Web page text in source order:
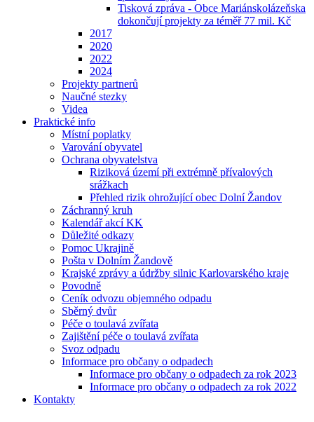
Tisková zpráva - Obce Mariánskolázeňska
dokončují projekty za téměř 77 mil. Kč
2017
2020
2022
2024
Projekty partnerů
Naučné stezky
Videa
Praktické info
Místní poplatky
Varování obyvatel
Ochrana obyvatelstva
Riziková území při extrémně přívalových
srážkach
Přehled rizik ohrožující obec Dolní Žandov
Záchranný kruh
Kalendář akcí KK
Důležité odkazy
Pomoc Ukrajině
Pošta v Dolním Žandově
Krajské zprávy a údržby silnic Karlovarského kraje
Povodně
Ceník odvozu objemného odpadu
Sběrný dvůr
Péče o toulavá zvířata
Zajištění péče o toulavá zvířata
Svoz odpadu
Informace pro občany o odpadech
Informace pro občany o odpadech za rok 2023
Informace pro občany o odpadech za rok 2022
Kontakty